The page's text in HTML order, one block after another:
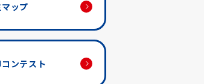
ップ
ンテスト